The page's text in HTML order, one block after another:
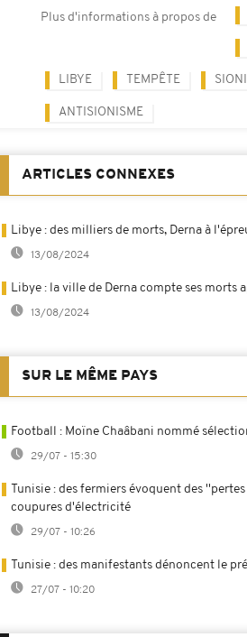
Plus d'informations à propos de
LIBYE TEMPÊTE
ANTISIONISME
ARTICLES CONNEXES
Libye : des milliers de morts, Derna à
13/08/2024
Libye : la ville de Derna compte ses morts
13/08/2024
SUR LE MÊME PAYS
Football : Moïne Chaâbani nommé
29/07 - 15:30
Tunisie : des fermiers évoquent des
coupures d'électricité
29/07 - 10:26
Tunisie : des manifestants dénoncent le
27/07 - 10:20